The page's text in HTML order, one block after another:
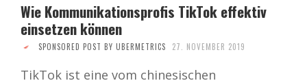
Wie Kommunikationsprofis TikTok effektiv
einsetzen können
SPONSORED POST BY UBERMETRICS 27. NOVEMBER 2019
TikTok ist eine vom chinesischen